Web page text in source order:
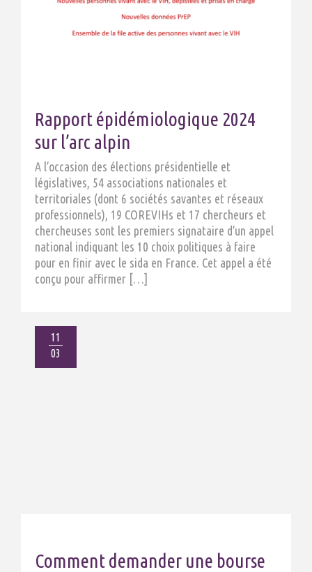
Rapport épidémiologique 2024
sur l’arc alpin
A l’occasion des élections présidentielle et
législatives, 54 associations nationales et
territoriales (dont 6 sociétés savantes et réseaux
professionnels), 19 COREVIHs et 17 chercheurs et
chercheuses sont les premiers signataire d’un appel
national indiquant les 10 choix politiques à faire
pour en finir avec le sida en France. Cet appel a été
conçu pour affirmer […]
11
03
Comment demander une bourse